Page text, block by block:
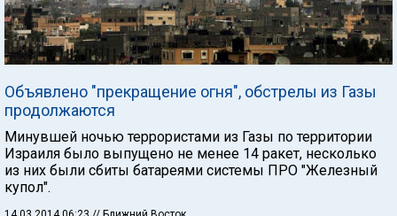
Объявлено "прекращение огня", обстрелы из Газы
продолжаются
Минувшей ночью террористами из Газы по территории
Израиля было выпущено не менее 14 ракет, несколько
из них были сбиты батареями системы ПРО "Железный
купол".